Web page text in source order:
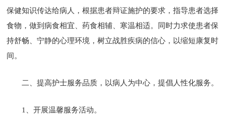
保健知识传达给病人，根据患者辩证施护的要求，指导患者选择
食物，做到病食相宜、药食相辅、寒温相适。同时力求使患者保
持舒畅、宁静的心理环境，树立战胜疾病的信心，以缩短康复时
间。
二、提高护士服务品质，以病人为中心，提倡人性化服务。
1、开展温馨服务活动。